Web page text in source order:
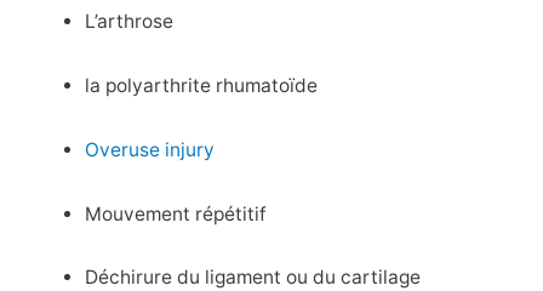
L’arthrose
la polyarthrite rhumatoïde
Overuse injury
Mouvement répétitif
Déchirure du ligament ou du cartilage